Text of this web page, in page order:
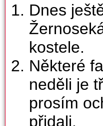
Dnes
kostele.
Některé
neděli je
prosím
přidali.